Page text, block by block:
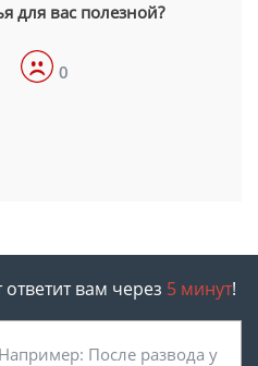
для вас полезной?
0
вам через 5 минут!